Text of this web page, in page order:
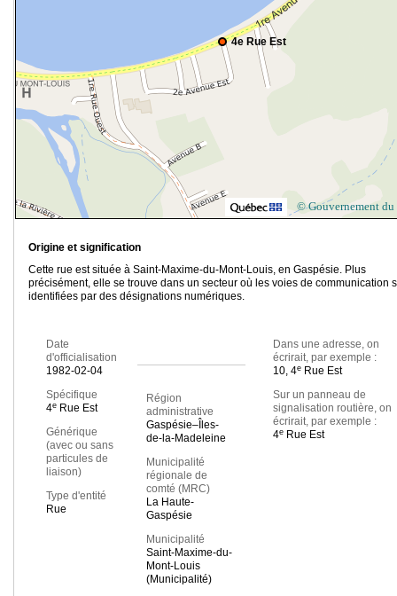
4e Rue Est
© Gouvernement du
Origine et signification
Cette rue est située à Saint-Maxime-du-Mont-Louis, en Gaspésie. Plus
précisément, elle se trouve dans un secteur où les voies de communication
identifiées par des désignations numériques.
Date
d'officialisation
1982-02-04
Spécifique
4e Rue Est
Générique
(avec ou sans
particules de
liaison)
Type d'entité
Rue
Région
administrative
Gaspésie–Îles-
de-la-Madeleine
Municipalité
régionale de
comté (MRC)
La Haute-
Gaspésie
Municipalité
Saint-Maxime-du-
Mont-Louis
(Municipalité)
Dans une adresse, on
écrirait, par exemple :
10, 4eRue Est
Sur un panneau de
signalisation routière, on
écrirait, par exemple :
4eRue Est